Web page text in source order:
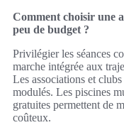
Comment choisir une
peu de budget ?
Privilégier les séances
marche intégrée aux
Les associations et
modulés. Les piscines
gratuites permettent de
coûteux.